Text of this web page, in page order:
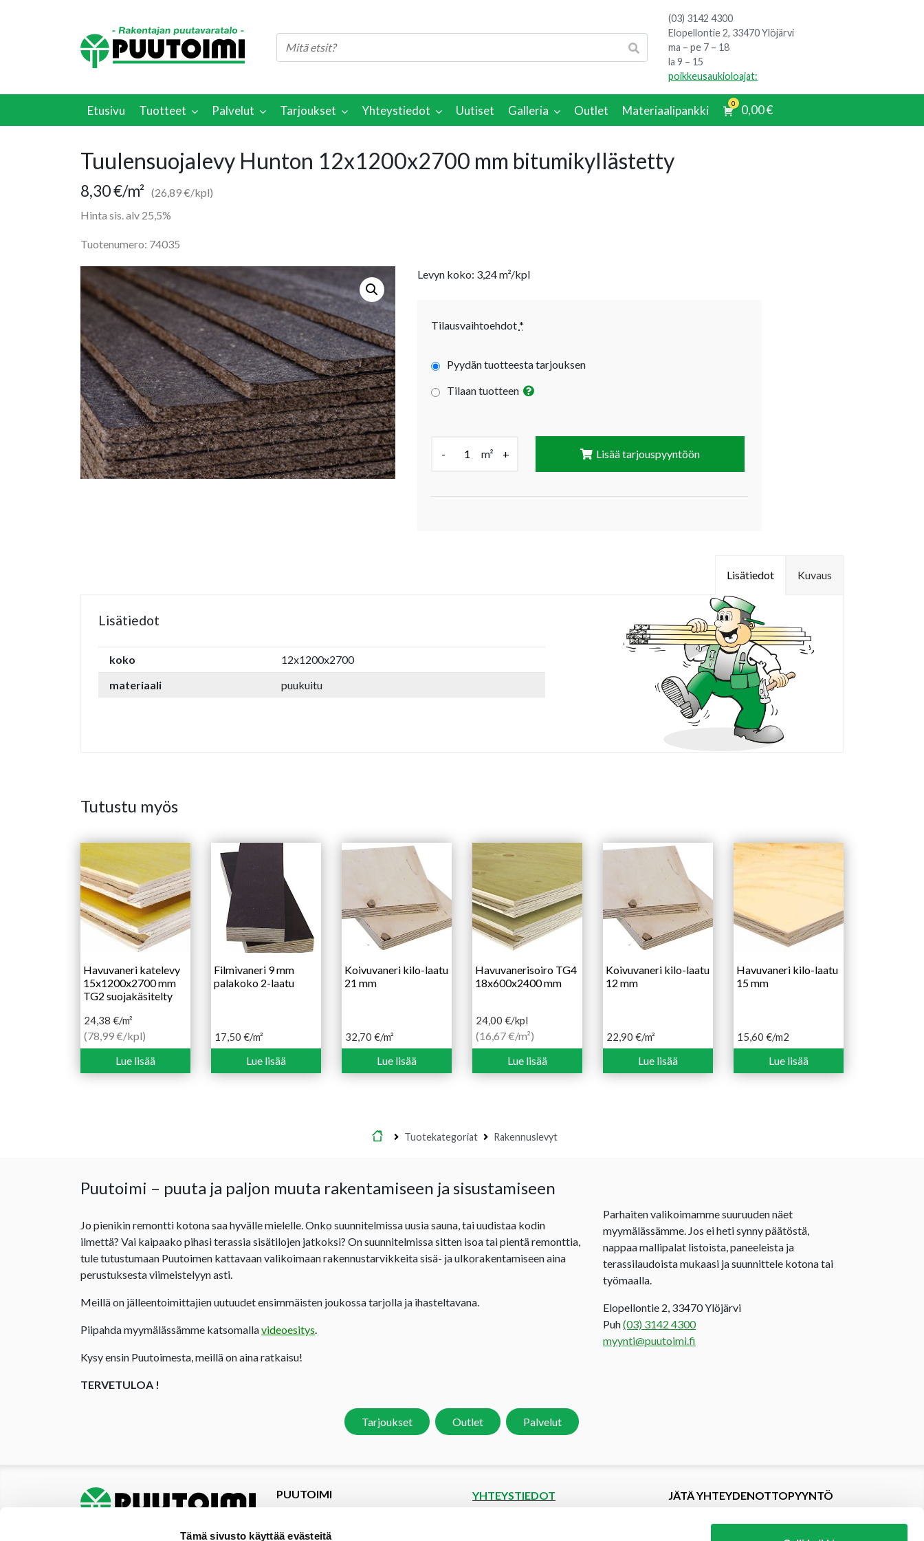
Tämä sivusto käyttää evästeitä
(03) 3142 4300
Elopellontie 2, 33470 Ylöjärvi
ma – pe 7 – 18
la 9 – 15
poikkeusaukioloajat:
Etusivu Tuotteet Palvelut Tarjoukset Yhteystiedot Uutiset Galleria Outlet Materiaalipankki 0 0,00€
Tuulensuojalevy Hunton 12x1200x2700 mm bitumikyllästetty
8,30€/m² (26,89 €/kpl)
Hinta sis. alv 25,5%
Tuotenumero: 74035
Levyn koko: 3,24 m²/kpl
Tilausvaihtoehdot*
Pyydän tuotteesta tarjouksen
Tilaan tuotteen
- m² + Lisää tarjouspyyntöön
Kuvaus
Lisätiedot
Lisätiedot
koko
12x1200x2700
materiaali
puukuitu
Tutustu myös
Havuvaneri katelevy
15x1200x2700 mm
TG2 suojakäsitelty
24,38 €/m²
(78,99 €/kpl)
Lue lisää
Filmivaneri 9 mm
palakoko 2-laatu
17,50 €/m²
Lue lisää
Koivuvaneri kilo-laatu
21 mm
32,70 €/m²
Lue lisää
Havuvanerisoiro TG4
18x600x2400 mm
24,00 €/kpl
(16,67 €/m²)
Lue lisää
Koivuvaneri kilo-laatu
12 mm
22,90 €/m²
Lue lisää
Havuvaneri kilo-laatu
15 mm
15,60 €/m2
Lue lisää
Etusivu
Tuotekategoriat Rakennuslevyt
Puutoimi – puuta ja paljon muuta rakentamiseen ja sisustamiseen
Jo pienikin remontti kotona saa hyvälle mielelle. Onko suunnitelmissa uusia sauna, tai uudistaa kodin
ilmettä? Vai kaipaako pihasi terassia sisätilojen jatkoksi? On suunnitelmissa sitten isoa tai pientä remonttia,
tule tutustumaan Puutoimen kattavaan valikoimaan rakennustarvikkeita sisä- ja ulkorakentamiseen aina
perustuksesta viimeistelyyn asti.
Meillä on jälleentoimittajien uutuudet ensimmäisten joukossa tarjolla ja ihasteltavana.
Piipahda myymälässämme katsomallavideoesitys.
Kysy ensin Puutoimesta, meillä on aina ratkaisu!
TERVETULOA !
Tarjoukset Outlet Palvelut
Parhaiten valikoimamme suuruuden näet
myymälässämme. Jos ei heti synny päätöstä,
nappaa mallipalat listoista, paneeleista ja
terassilaudoista mukaasi ja suunnittele kotona tai
työmaalla.
Elopellontie 2, 33470 Ylöjärvi
Puh(03) 3142 4300
myynti@puutoimi.fi
PUUTOIMI
Tarjoukset
YHTEYSTIEDOT JÄTÄ YHTEYDENOTTOPYYNTÖ